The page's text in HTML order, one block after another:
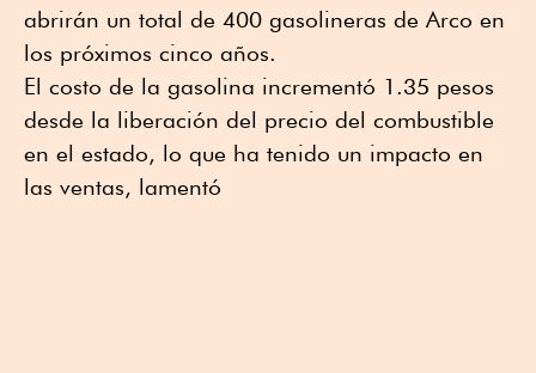
abrirán un total de 400 gasolineras de Arco en
los próximos cinco años.
El costo de la gasolina incrementó 1.35 pesos
desde la liberación del precio del combustible
en el estado, lo que ha tenido un impacto en
las ventas, lamentó